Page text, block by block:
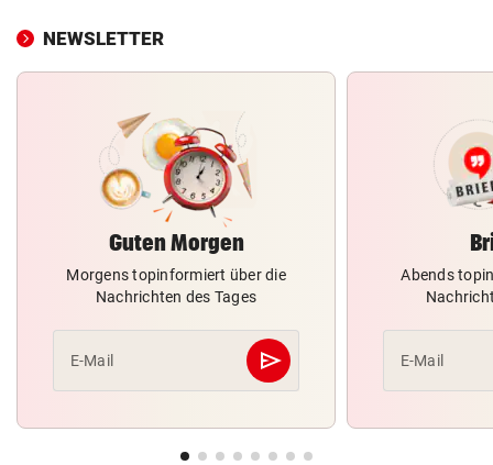
NEWSLETTER
Guten Morgen
Morgens topinformiert über die
Nachrichten des Tages
E-Mail send
Abschicken
Abends
E-Mail